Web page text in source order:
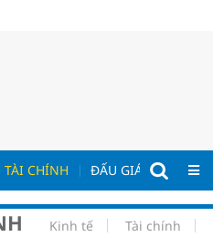
TÀI CHÍNH ĐẤU GIÁ - ĐẤU
Kinh tế Tài chính